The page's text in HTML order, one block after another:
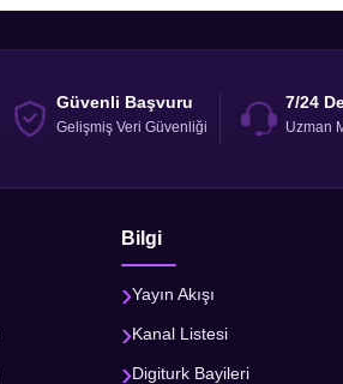
Güvenli Başvuru
Gelişmiş Veri Güvenliği
7/24
Uzman
Bilgi
Yayın Akışı
Kanal Listesi
Digiturk Bayileri